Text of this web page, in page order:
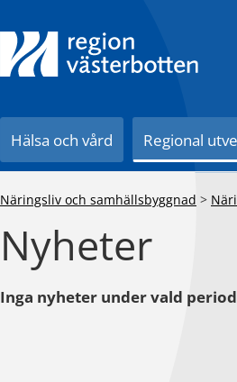
Hälsa och vård Regional
Näringsliv och samhällsbyggnad >
Nyheter
Inga nyheter under vald